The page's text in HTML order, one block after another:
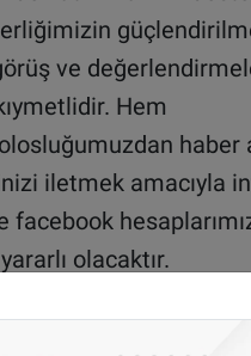
ve
Hem
haber
iletmek amacıyla
facebook
olacaktır.